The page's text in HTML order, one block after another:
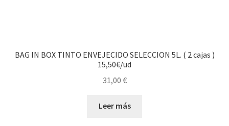
BAG IN BOX TINTO ENVEJECIDO SELECCION 5L. ( 2 cajas )
15,50€/ud
31,00 €
Leer más